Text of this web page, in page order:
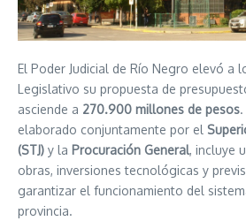
El Poder Judicial de Río Negro elevó a
Legislativo su propuesta de
asciende a 270.900 millones de pesos
elaborado conjuntamente por el
(STJ) y la Procuración General, incluye
obras, inversiones tecnológicas y
garantizar el funcionamiento del
provincia.